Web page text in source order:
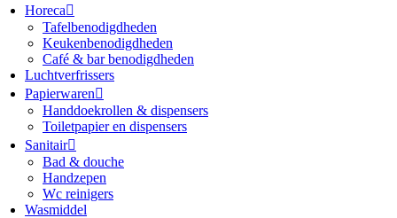
Horeca
Tafelbenodigdheden
Keukenbenodigdheden
Café & bar benodigdheden
Luchtverfrissers
Papierwaren
Handdoekrollen & dispensers
Toiletpapier en dispensers
Sanitair
Bad & douche
Handzepen
Wc reinigers
Wasmiddel